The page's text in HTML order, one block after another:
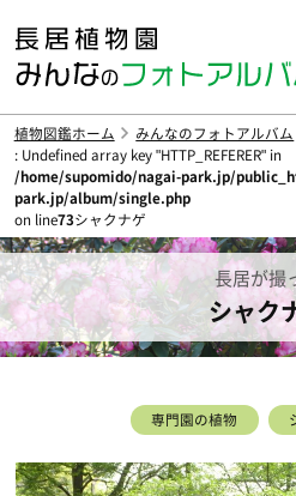
植物図鑑ホーム みんなのフォトアルバム
: Undefined array key "HTTP_REFERER" in
/home/supomido/nagai-park.jp/
park.jp/album/single.php
on line73シャクナゲ
長居が撮
シャク
専門園の植物